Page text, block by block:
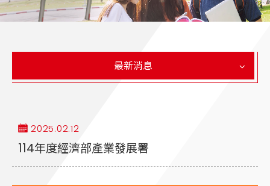
最新消息
2025.02.12
114年度經濟部產業發展署